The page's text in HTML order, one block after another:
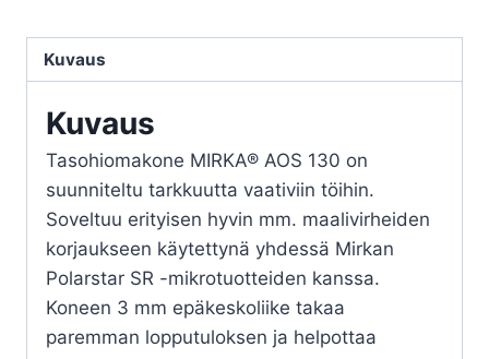
mm
määrä
Kuvaus
Kuvaus
Tasohiomakone MIRKA® AOS 130 on
suunniteltu tarkkuutta vaativiin töihin.
Soveltuu erityisen hyvin mm. maalivirheiden
korjaukseen käytettynä yhdessä Mirkan
Polarstar SR -mikrotuotteiden kanssa.
Koneen 3 mm epäkeskoliike takaa
paremman lopputuloksen ja helpottaa